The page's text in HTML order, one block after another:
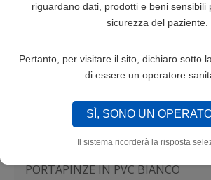
riguardano dati, prodotti e beni sensibili
sicurezza del paziente.
Pertanto, per visitare il sito, dichiaro sotto
di essere un operatore
SÌ, SONO UN
Il sistema ricorderà la risposta
APRIBOCCA TRASPARENTI
2,99 € 2,20 €
PORTAPINZE IN PVC BIANCO